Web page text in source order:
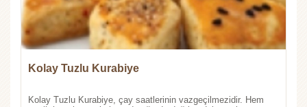
Kolay Tuzlu Kurabiye
Kolay Tuzlu Kurabiye, çay saatlerinin vazgeçilmezidir. Hem